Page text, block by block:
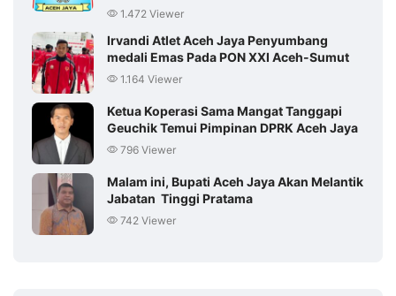
1.472 Viewer
Irvandi Atlet Aceh Jaya Penyumbang
medali Emas Pada PON XXI Aceh-Sumut
1.164 Viewer
Ketua Koperasi Sama Mangat Tanggapi
Geuchik Temui Pimpinan DPRK Aceh Jaya
796 Viewer
Malam ini, Bupati Aceh Jaya Akan Melantik
Jabatan Tinggi Pratama
742 Viewer